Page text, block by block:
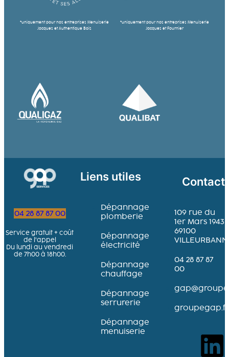
*uniquement pour nos entreprises Menuiserie
Jacques et Authentique Bois
*uniquement pour nos entreprises Menuiserie
Jacques et Fournier
Liens utiles
Dépannage
plomberie
Dépannage
électricité
Dépannage
chauffage
Dépannage
serrurerie
Dépannage
menuiserie
04 28 87 87 00
Service gratuit + coût
de l’appel
Du lundi au vendredi
de 7h00 à 18h00.
Contact
109 rue du
1er Mars 1943
69100
04 28 87 87
00
groupegap.fr